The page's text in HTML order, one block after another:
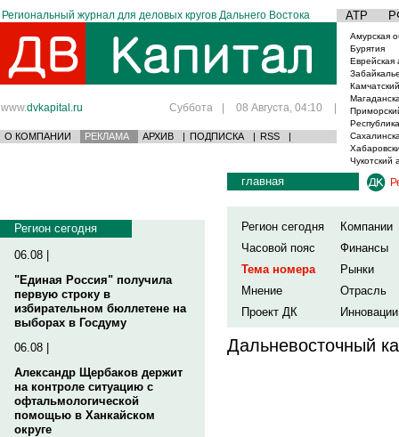
Региональный журнал для деловых кругов Дальнего Востока АТР
www.dvkapital.ru Суббота | 08 Августа, 04:10 |
О КОМПАНИИ РЕКЛАМА АРХИВ | ПОДПИСКА | RSS |
Амурская
Бурятия
Еврейская
Чукотский
Регион сегодня
06.08 |
"Единая Россия" получила
первую строку в
избирательном бюллетене на
выборах в Госдуму
06.08 |
Александр Щербаков держит
на контроле ситуацию с
офтальмологической
помощью в Ханкайском
округе
главная
Регион сегодня
Компании
Часовой пояс
Финансы
Тема номера
Рынки
Мнение
Отрасль
Проект ДК
Инновации
Дальневосточный